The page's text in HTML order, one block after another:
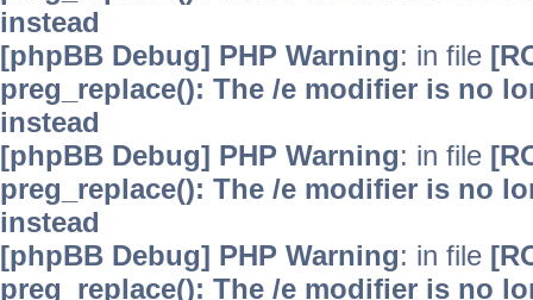
instead
[phpBB Debug] PHP Warning: in file
preg_replace(): The /e modifier is no
instead
[phpBB Debug] PHP Warning: in file
preg_replace(): The /e modifier is no
instead
[phpBB Debug] PHP Warning: in file
preg_replace(): The /e modifier is no